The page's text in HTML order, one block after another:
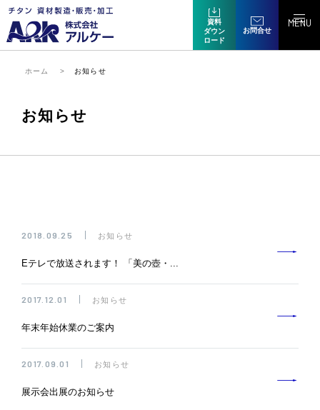
資料
ダウン
ロード
お問合せ
MENU
ホーム お知らせ
お知らせ
2018.09.25 お知らせ
Eテレで放送されます！ 「美の壺・...
2017.12.01 お知らせ
年末年始休業のご案内
2017.09.01 お知らせ
展示会出展のお知らせ